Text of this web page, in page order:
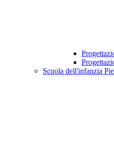
Scuola dell'infanzia